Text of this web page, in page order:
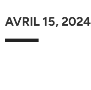
AVRIL 15, 2024